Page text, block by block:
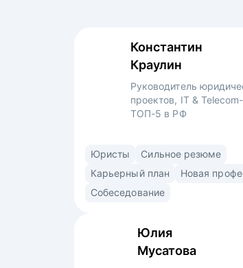
Константин
Краулин
Руководитель
проектов, IT &
ТОП-5 в РФ
6 лет успешного опыта в
департаменте в 4-х компаниях.
путь от второкурсника-стажера
проектов в крупнейшей
Юристы
Сильное резюме
Карьерный план
Новая
Собеседование
Юлия
Мусатова